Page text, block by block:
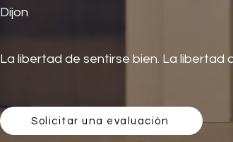
Dijon
La libertad de sentirse bien. La libertad
Solicitar una evaluación